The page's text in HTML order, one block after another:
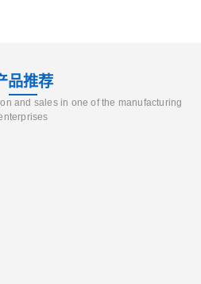
品推荐
and sales in one of the manufacturing